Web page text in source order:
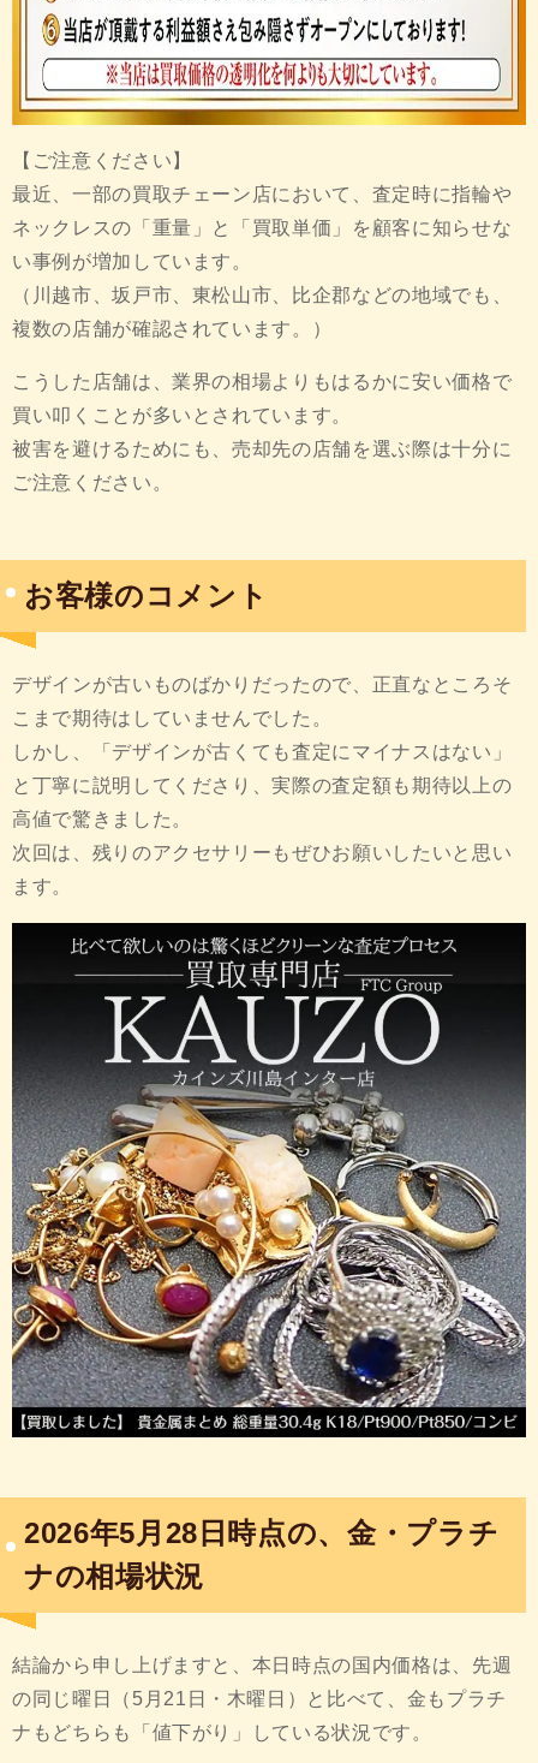
【ご注意ください】
最近、一部の買取チェーン店において、査定時に指輪や
ネックレスの「重量」と「買取単価」を顧客に知らせな
い事例が増加しています。
（川越市、坂戸市、東松山市、比企郡などの地域でも、
複数の店舗が確認されています。）
こうした店舗は、業界の相場よりもはるかに安い価格で
買い叩くことが多いとされています。
被害を避けるためにも、売却先の店舗を選ぶ際は十分に
ご注意ください。
お客様のコメント
デザインが古いものばかりだったので、正直なところそ
こまで期待はしていませんでした。
しかし、「デザインが古くても査定にマイナスはない」
と丁寧に説明してくださり、実際の査定額も期待以上の
高値で驚きました。
次回は、残りのアクセサリーもぜひお願いしたいと思い
ます。
2026年5月28日時点の、金・プラチ
ナの相場状況
結論から申し上げますと、本日時点の国内価格は、先週
の同じ曜日（5月21日・木曜日）と比べて、金もプラチ
ナもどちらも「値下がり」している状況です。